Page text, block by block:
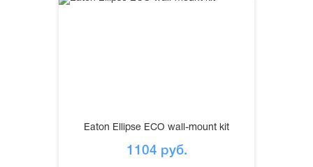
Eaton Ellipse ECO wall-mount kit
1104 руб.